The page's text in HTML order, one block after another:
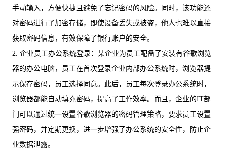
手动输入，方便快捷且避免了忘记密码的风险。同时，该功能还
对密码进行了加密存储，即使设备丢失或被盗，他人也难以直接
获取密码信息，有效保障了银行账户的安全。
2. 企业员工办公系统登录：某企业为员工配备了安装有谷歌浏览
器的办公电脑，员工在首次登录企业内部办公系统时，浏览器提
示保存密码，员工选择同意。此后，员工每次登录办公系统时，
浏览器都能自动填充密码，提高了工作效率。而且，企业的IT部
门可以通过统一设置谷歌浏览器的密码管理策略，要求员工设置
强密码，并定期更换，进一步增强了办公系统的安全性，防止企
业数据泄露。